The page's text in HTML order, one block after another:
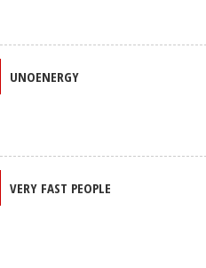
UNOENERGY
VERY FAST PEOPLE